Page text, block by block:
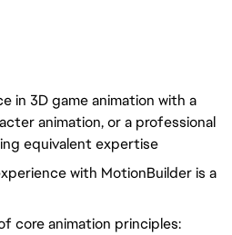
in 3D game animation with a
animation, or a professional
equivalent expertise
with MotionBuilder is a
core animation principles: